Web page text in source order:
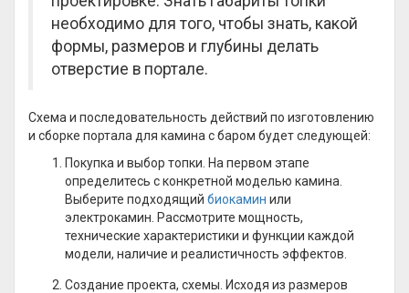
необходимо для того, чтобы знать, какой
формы, размеров и глубины делать
отверстие в портале.
Схема и последовательность действий по изготовлению
и сборке портала для камина с баром будет следующей:
Покупка и выбор топки. На первом этапе
определитесь с конкретной моделью камина.
Выберите подходящий биокамин или
электрокамин. Рассмотрите мощность,
технические характеристики и функции каждой
модели, наличие и реалистичность эффектов.
Создание проекта, схемы. Исходя из размеров